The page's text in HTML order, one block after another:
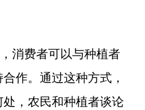
消费者可以与种植者
作。通过这种方式，
，农民和种植者谈论